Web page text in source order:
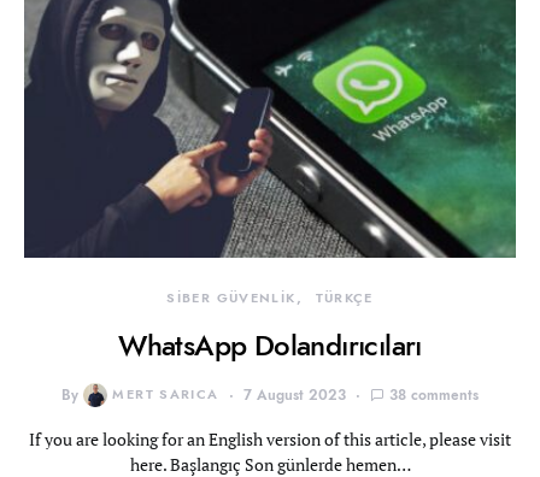
SİBER GÜVENLİK TÜRKÇE
WhatsApp Dolandırıcıları
By MERT SARICA 7 August 2023 38 comments
If you are looking for an English version of this article, please visit
here. Başlangıç Son günlerde hemen…